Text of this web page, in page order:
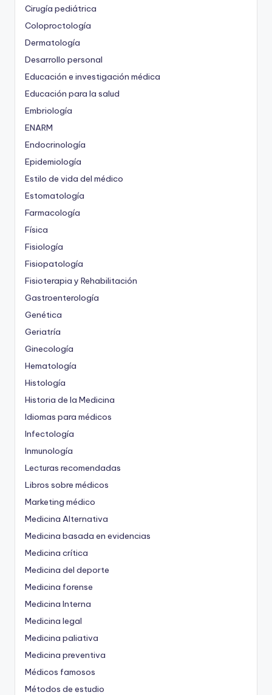
Cirugía pediátrica
Coloproctología
Dermatología
Desarrollo personal
Educación e investigación médica
Educación para la salud
Embriología
ENARM
Endocrinología
Epidemiología
Estilo de vida del médico
Estomatología
Farmacología
Física
Fisiología
Fisiopatología
Fisioterapia y Rehabilitación
Gastroenterología
Genética
Geriatría
Ginecología
Hematología
Histología
Historia de la Medicina
Idiomas para médicos
Infectología
Inmunología
Lecturas recomendadas
Libros sobre médicos
Marketing médico
Medicina Alternativa
Medicina basada en evidencias
Medicina crítica
Medicina del deporte
Medicina forense
Medicina Interna
Medicina legal
Medicina paliativa
Medicina preventiva
Médicos famosos
Métodos de estudio